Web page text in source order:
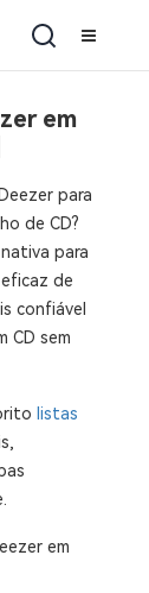
em
para
de CD?
para
eficaz de
confiável
CD sem
listas
em